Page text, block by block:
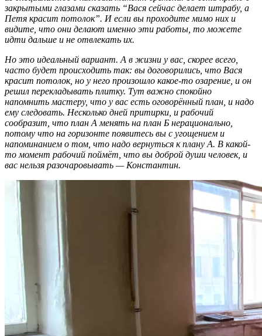
закрытыми глазами сказать “Вася сейчас делает штрабу, а
Петя красит потолок”. И если вы проходите мимо них и
видите, что они делают именно эти работы, то можете
идти дальше и не отвлекать их.
Но это идеальный вариант. А в жизни у вас, скорее всего,
часто будет происходить так: вы договорились, что Вася
красит потолок, но у него произошло какое-то озарение, и он
решил перекладывать плитку. Тут важно спокойно
напомнить мастеру, что у вас есть оговорённый план, и надо
ему следовать. Несколько дней притирки, и рабочий
сообразит, что план А менять на план Б нерационально,
потому что на горизонте появитесь вы с угощением и
напоминанием о том, что надо вернуться к плану А. В какой-
то момент рабочий поймёт, что вы доброй души человек, и
вас нельзя разочаровывать — Константин.